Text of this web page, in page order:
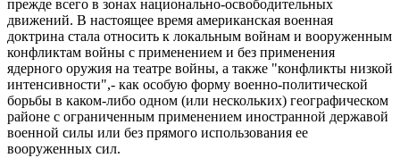
прежде всего в зонах национально-освободительных
движений. В настоящее время американская военная
доктрина стала относить к локальным войнам и вооруженным
конфликтам войны с применением и без применения
ядерного оружия на театре войны, а также "конфликты низкой
интенсивности",- как особую форму военно-политической
борьбы в каком-либо одном (или нескольких) географическом
районе с ограниченным применением иностранной державой
военной силы или без прямого использования ее
вооруженных сил.